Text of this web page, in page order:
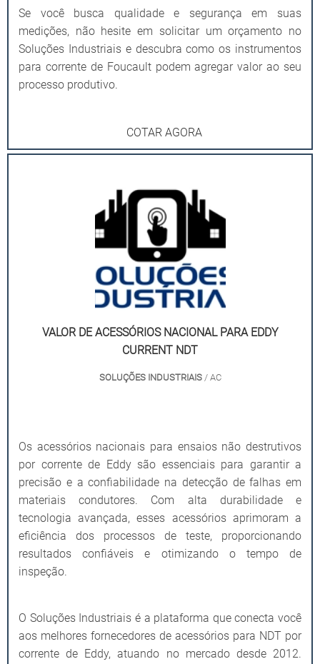
Se você busca qualidade e segurança em suas
medições, não hesite em solicitar um orçamento no
Soluções Industriais e descubra como os instrumentos
para corrente de Foucault podem agregar valor ao seu
processo produtivo.
COTAR AGORA
VALOR DE ACESSÓRIOS NACIONAL PARA EDDY
CURRENT NDT
SOLUÇÕES INDUSTRIAIS/ AC
Os acessórios nacionais para ensaios não destrutivos
por corrente de Eddy são essenciais para garantir a
precisão e a confiabilidade na detecção de falhas em
materiais condutores. Com alta durabilidade e
tecnologia avançada, esses acessórios aprimoram a
eficiência dos processos de teste, proporcionando
resultados confiáveis e otimizando o tempo de
inspeção.
O Soluções Industriais é a plataforma que conecta você
aos melhores fornecedores de acessórios para NDT por
corrente de Eddy, atuando no mercado desde 2012.